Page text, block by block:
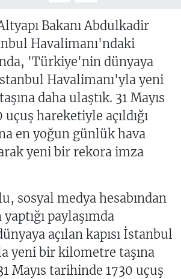
Bakanı Abdulkadir
Havalimanı'ndaki
'Türkiye'nin dünyaya
İstanbul Havalimanı'yla yeni
daha ulaştık. 31 Mayıs
hareketiyle açıldığı
en yoğun günlük hava
yeni bir rekora imza
sosyal medya hesabından
paylaşımda
açılan kapısı İstanbul
yeni bir kilometre taşına
Mayıs tarihinde 1730 uçuş